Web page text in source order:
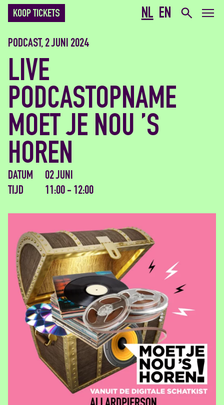
NL EN
KOOP TICKETS
PODCAST, 2 JUNI 2024
LIVE
PODCASTOPNAME
MOET JE NOU ’S
HOREN
DATUM
02 JUNI
TIJD
11:00 - 12:00